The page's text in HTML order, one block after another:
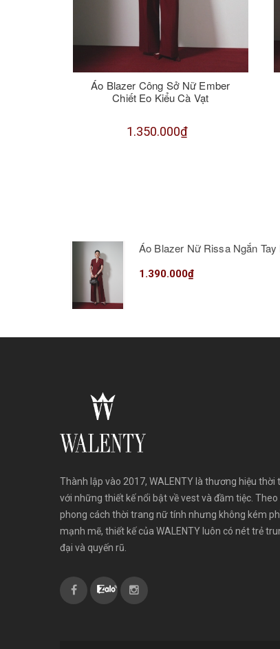
Áo Blazer Công Sở Nữ Ember
Chiết Eo Kiểu Cà Vạt
1.350.000₫
Áo Blazer Nữ Rissa Ngắn Tay
1.390.000₫
Thành lập vào 2017, WALENTY là thương hiệu thời
với những thiết kế nổi bật về vest và đầm tiệc. Theo
phong cách thời trang nữ tính nhưng không kém
mạnh mẽ, thiết kế của WALENTY luôn có nét trẻ
đại và quyến rũ.